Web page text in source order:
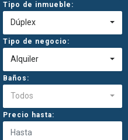
Tipo de inmueble:
Dúplex
Tipo de negocio:
Alquiler
Baños:
Todos
Precio hasta: